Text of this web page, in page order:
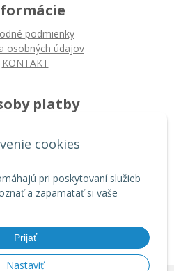
cookies
pri poskytovaní služieb
a zapamätať si vaše
Prijať
Nastaviť
podmienky
osobných údajov
KONTAKT
platby
prevodom
servisy